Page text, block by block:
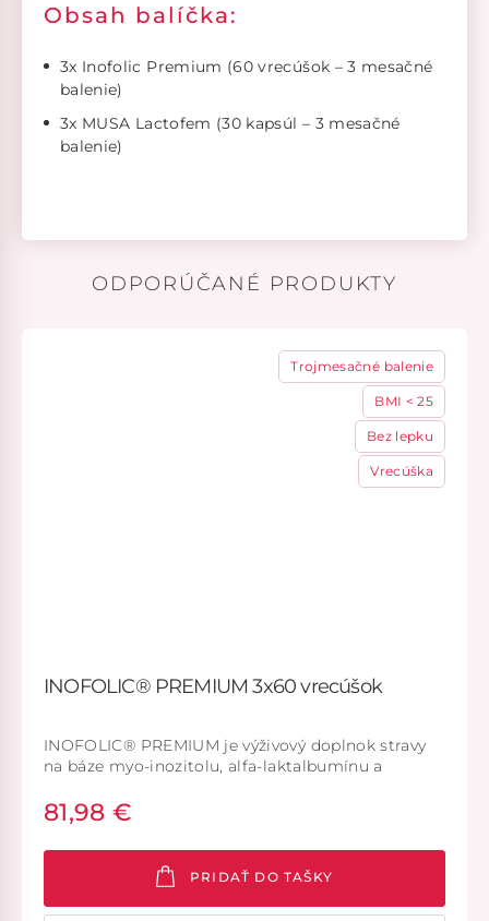
Obsah balíčka:
3x Inofolic Premium (60 vrecúšok – 3 mesačné
balenie)
3x MUSA Lactofem (30 kapsúl – 3 mesačné
balenie)
ODPORÚČANÉ PRODUKTY
Trojmesačné balenie
BMI < 25
Bez lepku
Vrecúška
INOFOLIC® PREMIUM 3x60 vrecúšok
INOFOLIC® PREMIUM je výživový doplnok stravy
na báze myo-inozitolu, alfa-laktalbumínu a
dodatočného množstva myo-inozitolu, alfa-
laktalbumínu a kysliny listovej v prípade ich
zníženého prísunu v strave alebo pri ich zvýšenej
potrebe v organizme.
81,98 €
PRIDAŤ DO TAŠKY